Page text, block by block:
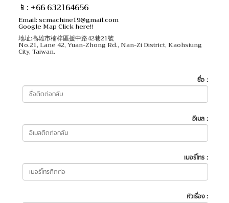
📱: +66 632164656
Email: scmachine19@gmail.com
Google Map Click here!!
地址:高雄市楠梓區援中路42巷21號
No.21, Lane 42, Yuan-Zhong Rd., Nan-Zi District, Kaohsiung
City, Taiwan.
ชื่อ :
อีเมล :
เบอร์โทร :
หัวเรื่อง :